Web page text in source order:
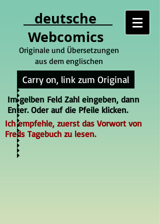
deutsche
Webcomics
Originale und Übersetzungen
aus dem englischen
Carry on, link zum Original
Im gelben Feld Zahl eingeben, dann
Enter. Oder auf die Pfeile klicken.
Ich empfehle, zuerst das Vorwort von
Freds Tagebuch zu lesen.